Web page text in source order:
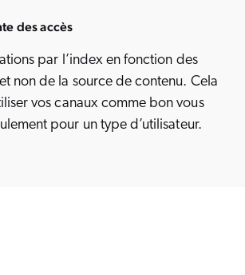
des accès
par l’index en fonction des
non de la source de contenu. Cela
vos canaux comme bon vous
pour un type d’utilisateur.